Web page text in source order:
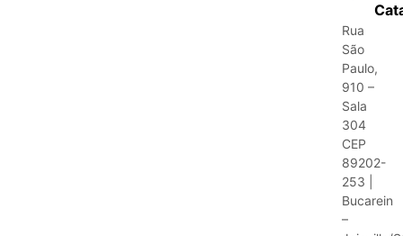
Rua
São
Paulo,
910 –
Sala
304
CEP
89202-
253 |
Bucarein
–